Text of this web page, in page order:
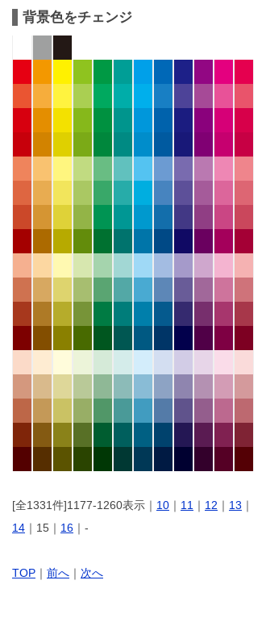
背景色をチェンジ
[全1331件]1177-1260表示｜ 10 ｜ 11 ｜ 12 ｜ 13 ｜
14 ｜15｜ 16 ｜-
TOP ｜ 前へ ｜ 次へ